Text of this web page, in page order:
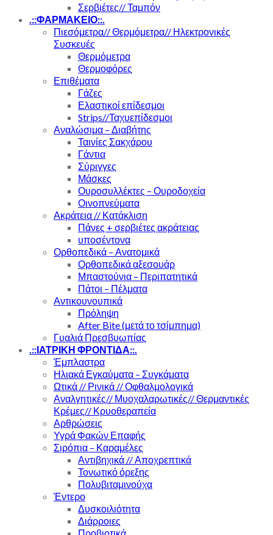
Σερβιέτες// Ταμπόν
.::ΦΑΡΜΑΚΕΙΟ::.
Πιεσόμετρα// Θερμόμετρα// Ηλεκτρονικές
Συσκευές
Θερμόμετρα
Θερμοφόρες
Επιθέματα
Γάζες
Ελαστικοί επίδεσμοι
Strips//Ταχυεπίδεσμοι
Αναλώσιμα – Διαβήτης
Ταινίες Σακχάρου
Γάντια
Σύριγγες
Μάσκες
Ουροσυλλέκτες – Ουροδοχεία
Οινοπνεύματα
Ακράτεια // Κατάκλιση
Πάνες + σερβιέτες ακράτειας
υποσέντονα
Ορθοπεδικά – Ανατομικά
Ορθοπεδικά αξεσουάρ
Μπαστούνια – Περιπατητικά
Πάτοι – Πέλματα
Αντικουνουπικά
Πρόληψη
After Bite (μετά το τσίμπημα)
Γυαλιά Πρεσβυωπίας
.::ΙΑΤΡΙΚΗ ΦΡΟΝΤΙΔΑ::.
Έμπλαστρα
Ηλιακά Εγκαύματα – Συγκάματα
Ωτικά // Ρινικά // Οφθαλμολογικά
Αναλγητικές// Μυοχαλαρωτικές// Θερμαντικές
Κρέμες// Κρυοθεραπεία
Αρθρώσεις
Υγρά Φακών Επαφής
Σιρόπια – Καραμέλες
Αντιβηχικά // Αποχρεπτικά
Τονωτικό όρεξης
Πολυβιταμινούχα
Έντερο
Δυσκοιλιότητα
Διάρροιες